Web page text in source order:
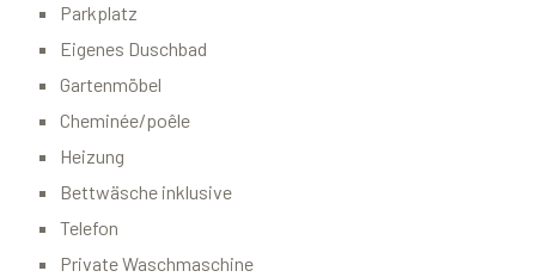
Parkplatz
Eigenes Duschbad
Gartenmöbel
Cheminée/poêle
Heizung
Bettwäsche inklusive
Telefon
Private Waschmaschine